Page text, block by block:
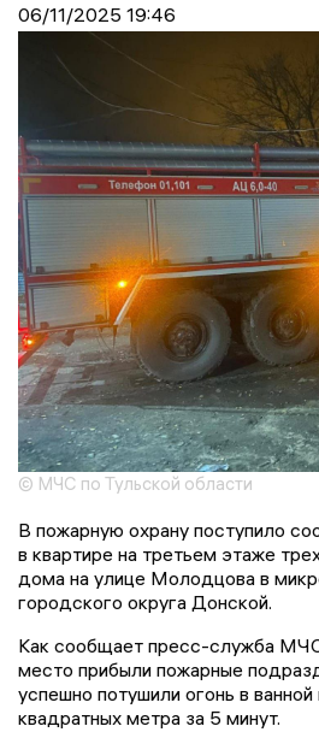
06/11/2025 19:46
© МЧС по Тульской области
В пожарную охрану поступило
в квартире на третьем этаже
дома на улице Молодцова в
городского округа Донской.
Как сообщает пресс-служба
место прибыли пожарные
успешно потушили огонь в
квадратных метра за 5 минут.